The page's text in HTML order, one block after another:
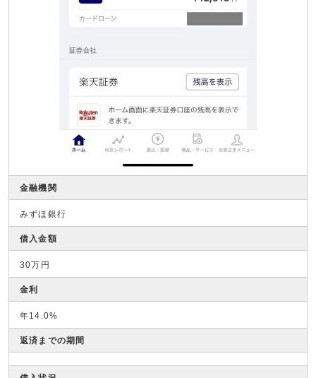
金融機関
みずほ銀行
借入金額
30万円
金利
年14.0%
返済までの期間